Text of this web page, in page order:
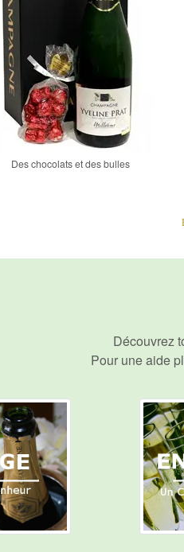
Des chocolats et des bulles
Découvrez
Pour une aide